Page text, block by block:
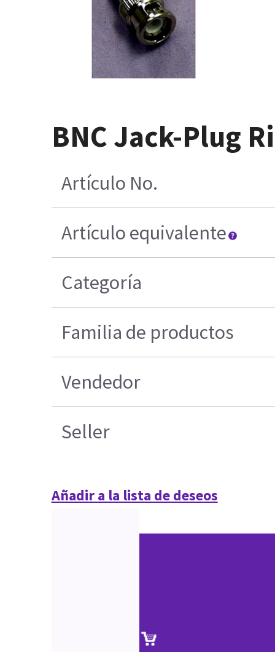
BNC Jack-Plug
Artículo No.
Artículo equivalente
Categoría
Familia de productos
Vendedor
Seller
Añadir a la lista de deseos